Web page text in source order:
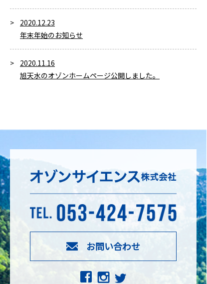
2020.12.23
年末年始のお知らせ
2020.11.16
旭天水のオゾンホームページ公開しました。
お問い合わせ